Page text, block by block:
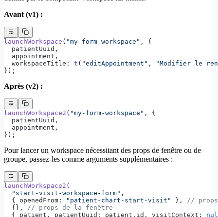
Avant (v1) :
launchWorkspace ( "my-form-workspace" , {
  patientUuid,
  appointment,
  workspaceTitle:
t ( "editAppointment" ,
"Modifier le
});
Après (v2) :
launchWorkspace2 ( "my-form-workspace" , {
  patientUuid,
  appointment,
});
Pour lancer un workspace nécessitant des props de fenêtre ou de
groupe, passez-les comme arguments supplémentaires :
launchWorkspace2 (
  "start-visit-workspace-form"
,
  { openedFrom:
"patient-chart-start-visit" }, // props
  {},
// props de la fenêtre
  { patient, patientUuid: patient.id, visitContext: